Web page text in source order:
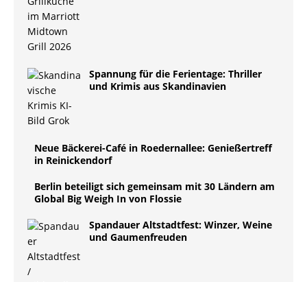
Spannung für die Ferientage: Thriller
und Krimis aus Skandinavien
Neue Bäckerei-Café in Roedernallee: Genießertreff
in Reinickendorf
Berlin beteiligt sich gemeinsam mit 30 Ländern am
Global Big Weigh In von Flossie
Spandauer Altstadtfest: Winzer, Weine
und Gaumenfreuden